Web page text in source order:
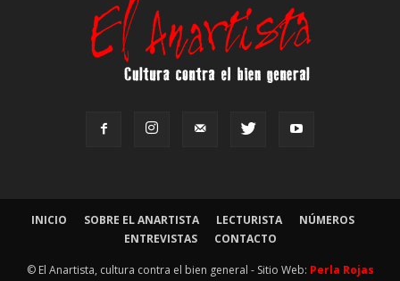
INICIO SOBRE EL ANARTISTA LECTURISTA
NÚMEROS
ENTREVISTAS
CONTACTO
© El Anartista, cultura contra el bien general - Sitio Web: Perla Rojas